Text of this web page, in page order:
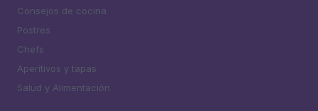
Consejos de cocina
Postres
Chefs
Aperitivos y tapas
Salud y Alimentación